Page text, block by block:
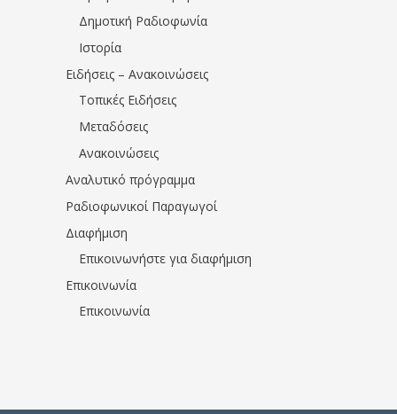
Δημοτική Ραδιοφωνία
Ιστορία
Ειδήσεις – Ανακοινώσεις
Τοπικές Ειδήσεις
Μεταδόσεις
Ανακοινώσεις
Αναλυτικό πρόγραμμα
Ραδιοφωνικοί Παραγωγοί
Διαφήμιση
Επικοινωνήστε για διαφήμιση
Επικοινωνία
Επικοινωνία